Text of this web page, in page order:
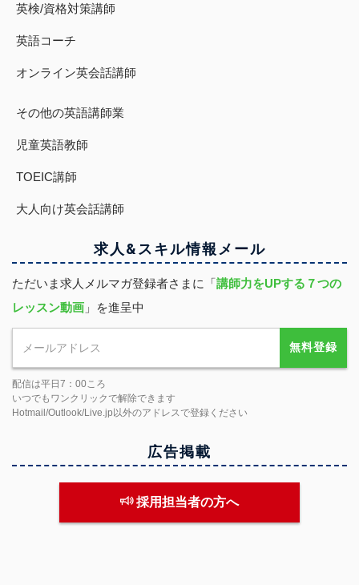
英検/資格対策講師
英語コーチ
オンライン英会話講師
その他の英語講師業
児童英語教師
TOEIC講師
大人向け英会話講師
求人&スキル情報 メール
ただいま求人メルマガ登録者さまに「講師力をUPする７つの
レッスン動画 」を進呈中
無料登録
配信は平日7：00ころ
いつでもワンクリックで解除できます
Hotmail/Outlook/Live.jp以外のアドレスで登録ください
広告掲載
採用担当者の方へ